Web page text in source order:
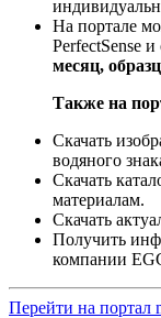
На портале
PerfectSense
месяц,
Также на
Скачать
водяного
Скачать
материалам.
Скачать
Получить
компании
Перейти на портал